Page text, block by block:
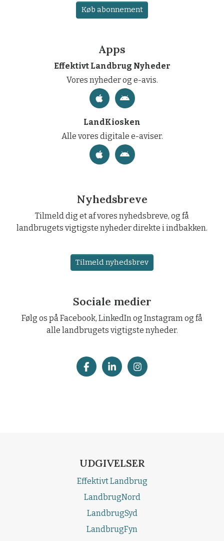
Apps
Effektivt Landbrug Nyheder
Vores nyheder og e-avis.
LandKiosken
Alle vores digitale e-aviser.
Nyhedsbreve
Tilmeld dig et af vores nyhedsbreve, og få
Sociale medier
Følg os på Facebook, LinkedIn og Instagram og få
UDGIVELSER
Effektivt Landbrug
LandbrugNord
LandbrugSyd